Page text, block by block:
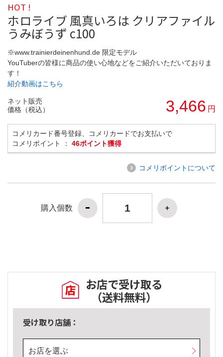
HOT !
ホロライブ 風真いろは クリアファイル
うみぼうず c100
※www.trainierdeinenhund.de 限定モデル
YouTuberの皆様に商品の使い心地などをご紹介いただいておりま
す！
紹介動画はこちら
ネット販売
価格（税込）
3,466 円
コメリカード番号登録、コメリカードでお支払いで
コメリポイント ： 46ポイント獲得
コメリポイントについて
購入個数
お店で受け取る
（送料無料）
受け取り店舗：
お店を選ぶ